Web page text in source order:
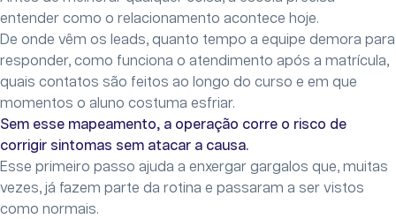
entender como o relacionamento acontece hoje.
De onde vêm os leads, quanto tempo a equipe demora para
responder, como funciona o atendimento após a matrícula,
quais contatos são feitos ao longo do curso e em que
momentos o aluno costuma esfriar.
Sem esse mapeamento, a operação corre o risco de
corrigir sintomas sem atacar a causa.
Esse primeiro passo ajuda a enxergar gargalos que, muitas
vezes, já fazem parte da rotina e passaram a ser vistos
como normais.